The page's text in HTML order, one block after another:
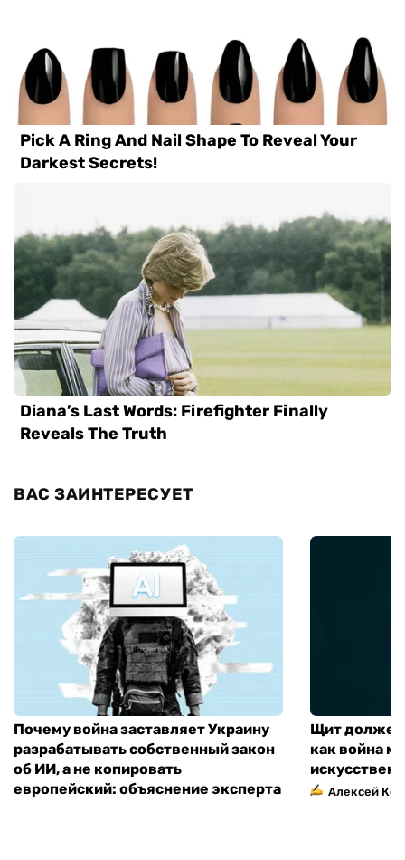
ВАС ЗАИНТЕРЕСУЕТ
Почему война заставляет Украину
разрабатывать собственный закон
об ИИ, а не копировать
европейский: объяснение эксперта
Щит должен
как война
Алексей